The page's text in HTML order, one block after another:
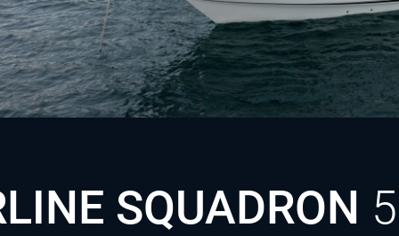
SCHLAFPLÄTZE 8
Entdecken Sie die SQUADRON 68
SQUADRON